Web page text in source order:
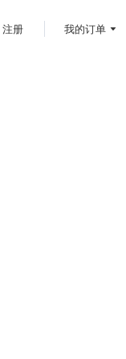
注册 我的订单